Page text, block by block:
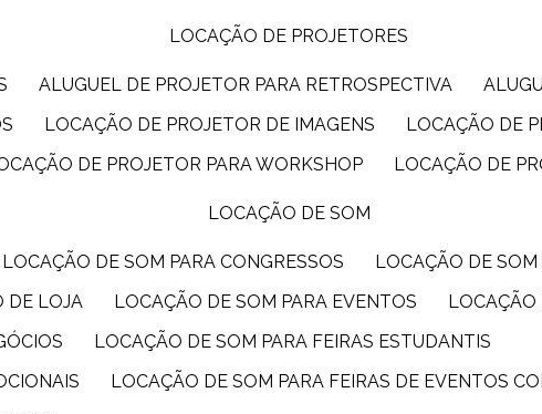
LOCAÇÃO DE PROJETORES
ALUGUEL DE PROJETOR PARA RETROSPECTIVA
LOCAÇÃO DE PROJETOR DE IMAGENS
LOCAÇÃO DE
DE PROJETOR PARA WORKSHOP LOCAÇÃO DE
LOCAÇÃO DE SOM
LOCAÇÃO DE SOM PARA CONGRESSOS
LOCAÇÃO DE
DE LOJA
LOCAÇÃO DE SOM PARA EVENTOS
LOCAÇÃO DE SOM PARA FEIRAS ESTUDANTIS
LOCAÇÃO DE SOM PARA FEIRAS DE EVENTOS